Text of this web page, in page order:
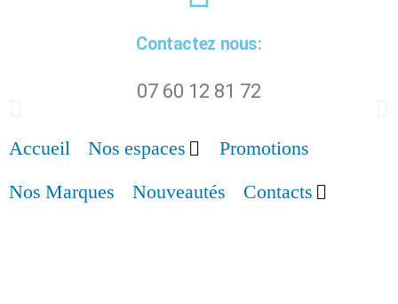
Contactez nous:
07 60 12 81 72
Accueil Nos espaces
Promotions
Nos Marques
Nouveautés Contacts